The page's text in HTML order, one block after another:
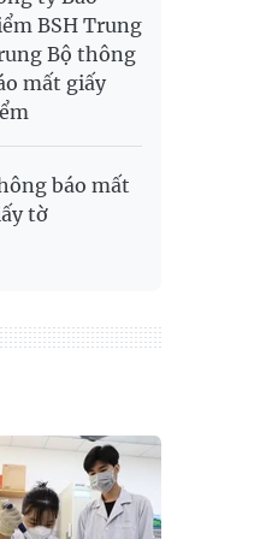
BSH Trung
Bộ thông
mất giấy
báo mất
tờ